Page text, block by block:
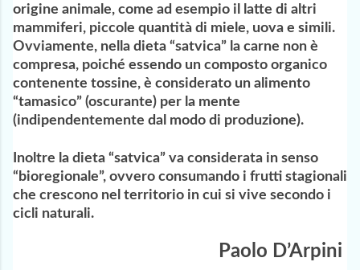
origine animale, come ad esempio il latte di altri
mammiferi, piccole quantità di miele, uova e simili.
Ovviamente, nella dieta “satvica” la carne non è
compresa, poiché essendo un composto organico
contenente tossine, è considerato un alimento
“tamasico” (oscurante) per la mente
(indipendentemente dal modo di produzione).
Inoltre la dieta “satvica” va considerata in senso
“bioregionale”, ovvero consumando i frutti stagionali
che crescono nel territorio in cui si vive secondo i
cicli naturali.
Paolo D’Arpini